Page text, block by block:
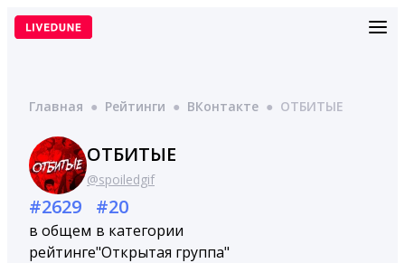
Перейти
Главная ● Рейтинги ● ВКонтакте ● ОТБИТЫЕ
ОТБИТЫЕ
@spoiledgif
#2629
в общем
рейтинге
#20
в категории
"Открытая группа"